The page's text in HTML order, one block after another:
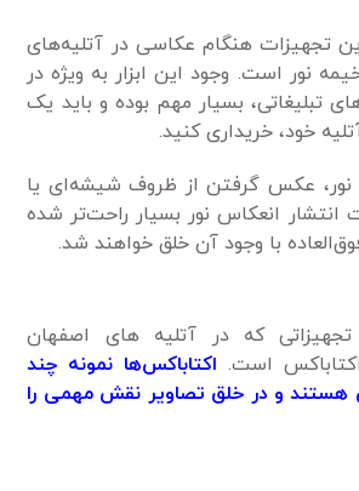
تجهیزات هنگام عکاسی در آتلیه‌های
نور است. وجود این ابزار به ویژه در
تبلیغاتی، بسیار مهم بوده و باید یک
خود، خریداری کنید.
نور، عکس گرفتن از ظروف شیشه‌ای یا
انعکاس نور بسیار راحت‌تر شده
با وجود آن خلق خواهند شد.
که در آتلیه های اصفهان
است. اکتاباکس‌ها نمونه چند
و در خلق تصاویر نقش مهمی را